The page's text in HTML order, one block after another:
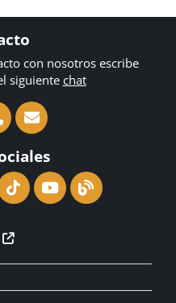
con nosotros escribe
siguiente chat